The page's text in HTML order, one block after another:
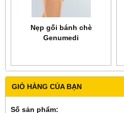
GIỎ HÀNG CỦA BẠN
Số sản phẩm:
Nẹp gối bánh chè
Genumedi